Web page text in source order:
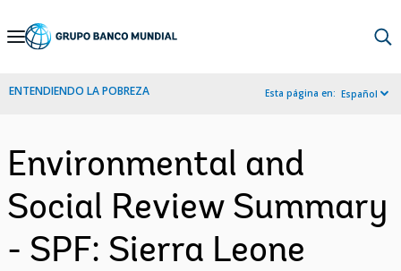
Skip
Navigation
ENTENDIENDO LA POBREZA Esta página en: Español
Environmental and
Social Review Summary
- SPF: Sierra Leone